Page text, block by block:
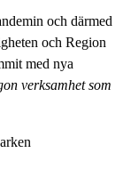
och därmed
och Region
med nya
verksamhet som